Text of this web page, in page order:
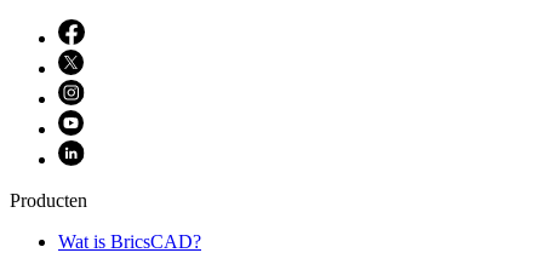
Producten
Wat is BricsCAD?